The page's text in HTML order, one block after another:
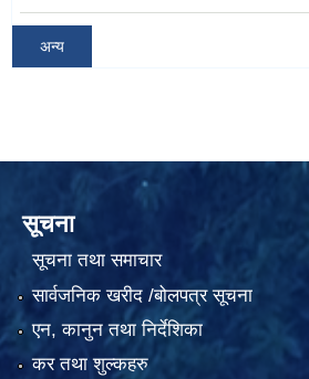
अन्य
सूचना
सूचना तथा समाचार
सार्वजनिक खरीद /बोलपत्र सूचना
एन, कानुन तथा निर्देशिका
कर तथा शुल्कहरु